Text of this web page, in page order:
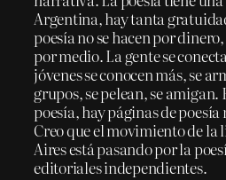
Argentina, hay tanta
poesía no se hacen por
por medio. La gente se
jóvenes se conocen más, se
grupos, se pelean, se amigan.
poesía, hay páginas de
Creo que el movimiento de la
Aires está pasando por la
editoriales independientes.